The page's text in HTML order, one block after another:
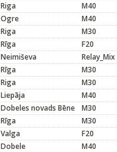
Riga M40
Ogre M40
Riga M30
Rīga F20
Neimiševa Relay_Mix
Rīga M30
Riga M30
Liepāja M40
Dobeles novads Bēne M30
Rīga M30
Valga F20
Dobele M40